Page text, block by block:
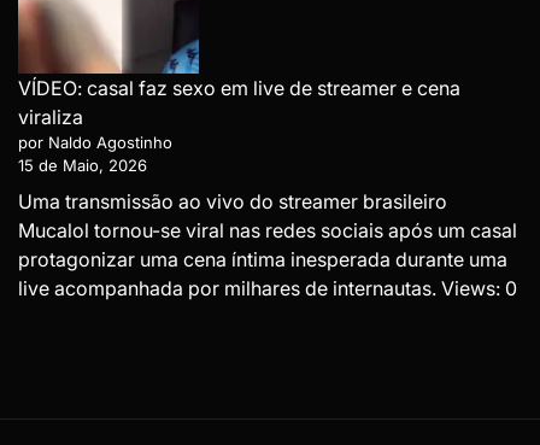
VÍDEO: casal faz sexo em live de streamer e cena
viraliza
por Naldo Agostinho
15 de Maio, 2026
Uma transmissão ao vivo do streamer brasileiro
Mucalol tornou-se viral nas redes sociais após um casal
protagonizar uma cena íntima inesperada durante uma
live acompanhada por milhares de internautas. Views: 0